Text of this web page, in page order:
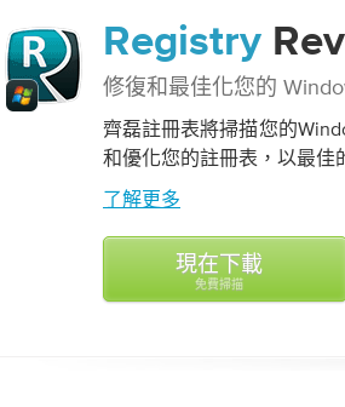
Registry
修復和最佳化您的
齊磊註冊表將掃描您的
和優化您的註冊表，以最佳
了解更多
現在下載
免費掃描